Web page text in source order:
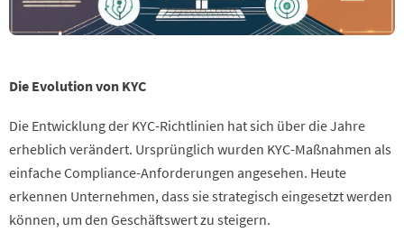
Die Evolution von KYC
Die Entwicklung der KYC-Richtlinien hat sich über die Jahre
erheblich verändert. Ursprünglich wurden KYC-Maßnahmen als
einfache Compliance-Anforderungen angesehen. Heute
erkennen Unternehmen, dass sie strategisch eingesetzt werden
können, um den Geschäftswert zu steigern.